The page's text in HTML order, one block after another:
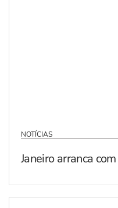
NOTÍCIAS
Janeiro arranca